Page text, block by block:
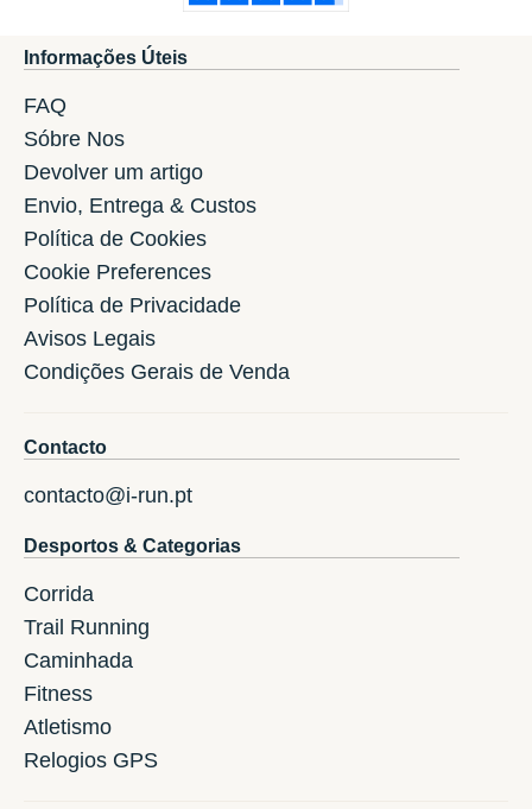
Informações Úteis
FAQ
Sóbre Nos
Devolver um artigo
Envio, Entrega & Custos
Política de Cookies
Cookie Preferences
Política de Privacidade
Avisos Legais
Condições Gerais de Venda
Contacto
contacto@i-run.pt
Desportos & Categorias
Corrida
Trail Running
Caminhada
Fitness
Atletismo
Relogios GPS